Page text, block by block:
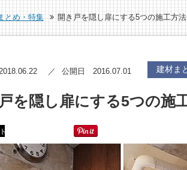
とめ・特集 開き戸を隠し扉にする5つの施工方法
公開日 2016.07.01 建材ま
を隠し扉にする5つの施